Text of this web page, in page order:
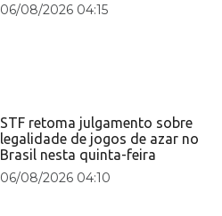
06/08/2026 04:15
STF retoma julgamento sobre
legalidade de jogos de azar no
Brasil nesta quinta-feira
06/08/2026 04:10